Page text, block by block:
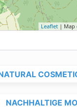
Leaflet | Map
NACHHALTIGE